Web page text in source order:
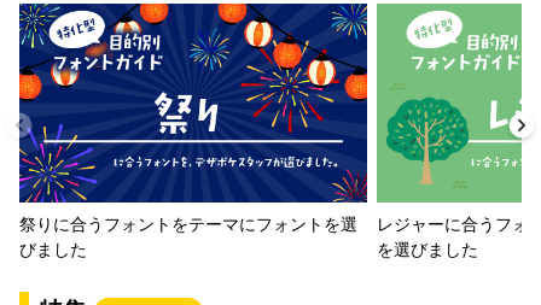
祭りに合うフォントをテーマにフォントを選
びました
レジャーに合うフォ
を選びました